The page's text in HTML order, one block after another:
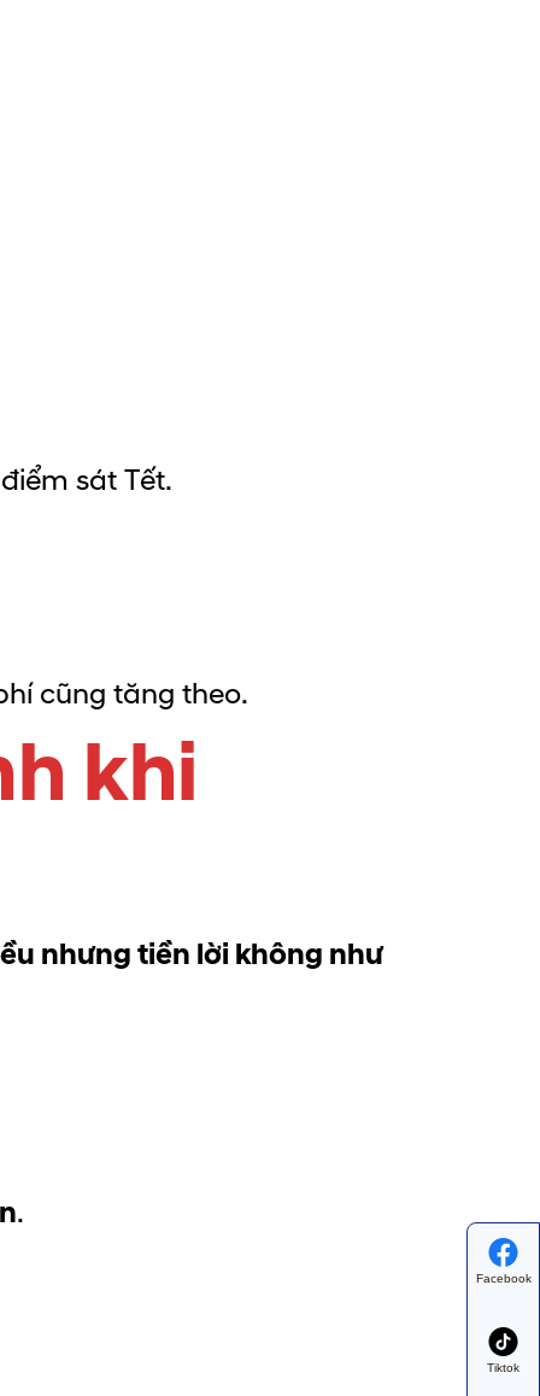
sát Tết.
cũng tăng theo.
khi
nhưng tiền lời không như
.
Facebook
Tiktok